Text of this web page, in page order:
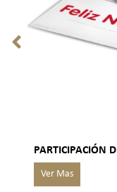
PARTICIPACIÓN